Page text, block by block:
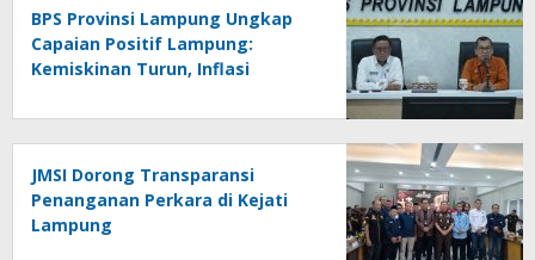
BPS Provinsi Lampung Ungkap
Capaian Positif Lampung:
Kemiskinan Turun, Inflasi
Tumbuh
JMSI Dorong Transparansi
Penanganan Perkara di Kejati
Lampung